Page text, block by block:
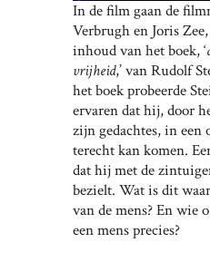
In de film gaan de
Verbrugh en Joris
inhoud van het boek, ‘
vrijheid,’ van Rudolf
het boek probeerde
ervaren dat hij, door
zijn gedachtes, in
terecht kan komen.
dat hij met de
bezielt. Wat is dit
van de mens? En wie
een mens precies?